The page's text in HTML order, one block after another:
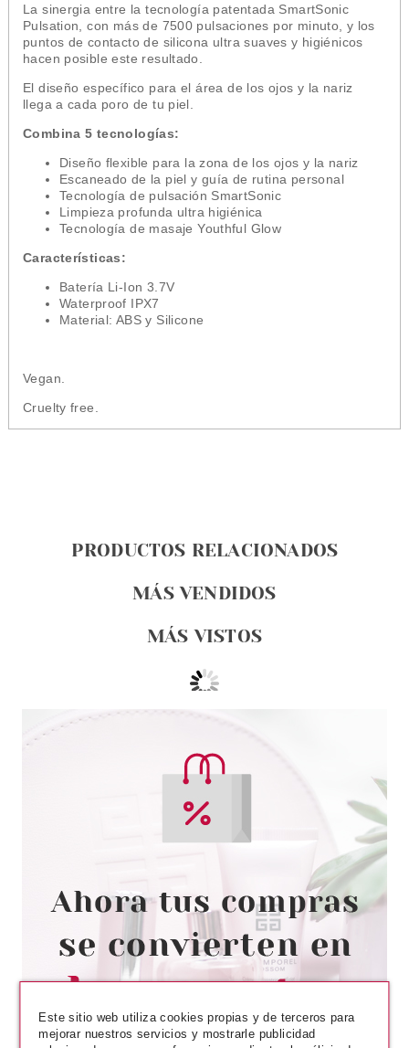
La sinergia entre la tecnología patentada SmartSonic
Pulsation, con más de 7500 pulsaciones por minuto, y los
puntos de contacto de silicona ultra suaves y higiénicos
hacen posible este resultado.
El diseño específico para el área de los ojos y la nariz
llega a cada poro de tu piel.
Combina 5 tecnologías:
Diseño flexible para la zona de los ojos y la nariz
Escaneado de la piel y guía de rutina personal
Tecnología de pulsación SmartSonic
Limpieza profunda ultra higiénica
Tecnología de masaje Youthful Glow
Características:
Batería Li-Ion 3.7V
Waterproof IPX7
Material: ABS y Silicone
Vegan.
Cruelty free.
PRODUCTOS RELACIONADOS
MÁS VENDIDOS
MÁS VISTOS
MONTAGNE JEUNESSE
MONTAGNE JEUNESSE
CHARCOAL PORE STRIPS ( 3
UNIDADES)
Pvr 1.99€
desde
Este sitio web utiliza cookies propias y de terceros para
mejorar nuestros servicios y mostrarle publicidad